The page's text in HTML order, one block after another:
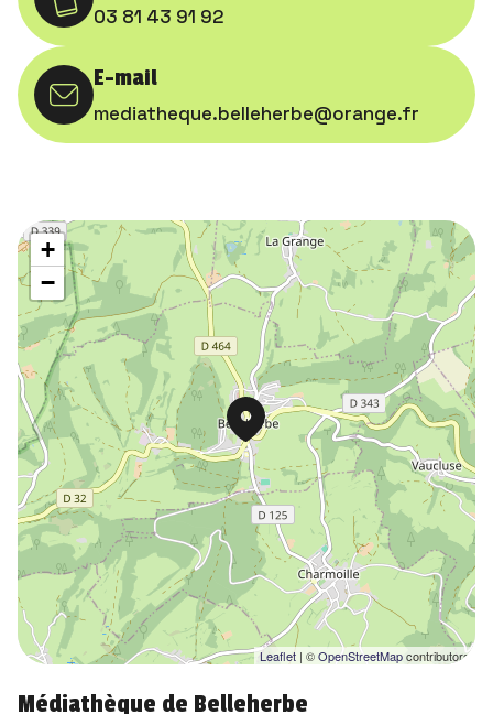
03 81 43 91 92
E-mail
mediatheque.belleherbe@orange.fr
+
−
Leaflet | ©OpenStreetMapcontributors
Médiathèque de Belleherbe